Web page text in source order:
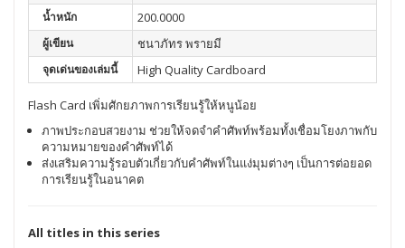
น้ำหนัก 200.0000
ผู้เขียน ชนาภัทร พรายมี
จุดเด่นของเล่มนี้ High Quality Cardboard
Flash Card เพิ่มศักยภาพการเรียนรู้ให้หนูน้อย
ภาพประกอบสวยงาม ช่วยให้จดจำคำศัพท์พร้อมทั้งเชื่อมโยงภาพกับ
ความหมายของคำศัพท์ได้
ส่งเสริมความรู้รอบตัวเกี่ยวกับคำศัพท์ในแง่มุมต่างๆ เป็นการต่อยอด
การเรียนรู้ในอนาคต
All titles in this series